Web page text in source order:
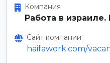
Компания
Работа в израиле.
Сайт компании
haifawork.com/